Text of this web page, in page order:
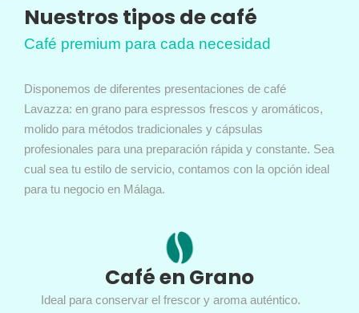
Nuestros tipos de café
Café premium para cada necesidad
Disponemos de diferentes presentaciones de café
Lavazza: en grano para espressos frescos y aromáticos,
molido para métodos tradicionales y cápsulas
profesionales para una preparación rápida y constante. Sea
cual sea tu estilo de servicio, contamos con la opción ideal
para tu negocio en Málaga.
Café en Grano
Ideal para conservar el frescor y aroma auténtico.